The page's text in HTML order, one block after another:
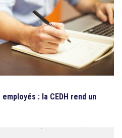
: la CEDH rend un